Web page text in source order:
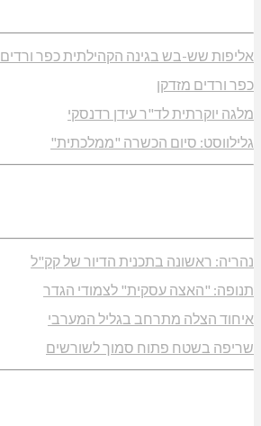
אליפות שש-בש בגינה הקהילתית כפר ורדים
כפר ורדים מזדקן
מלגה יוקרתית לד"ר עידן רדנסקי
גלילווסט: סיום הכשרה "ממלכתית"
נהריה: ראשונה בתכנית הדיור של קק"ל
תנופה: "האצה עסקית" לצמודי הגדר
איחוד הצלה מתרחב בגליל המערבי
שריפה בשטח פתוח סמוך לשורשים